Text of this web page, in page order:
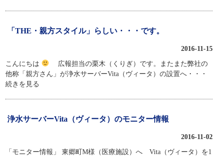
「THE・親方スタイル」らしい・・・です。
2016-11-15
こんにちは
広報担当の栗木（くりぎ）です。またまた弊社の
他称「親方さん」が浄水サーバーVita（ヴィータ）の設置へ ・・・
続きを見る
浄水サーバーVita（ヴィータ）のモニター情報
2016-11-02
「モニター情報」 東郷町M様（医療施設）へ Vita（ヴィータ）を1